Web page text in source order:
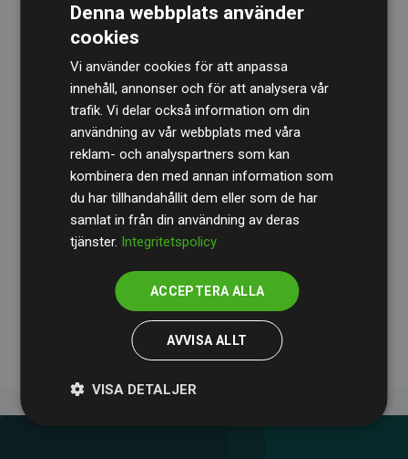
RevisionsbyrånBDOgranskar kontinuerligt våra
beräkningar och vår metod för att säkerställa
transparens och tillförlitlighet.
Deras granskning visar att våra investeringar i
klimatprojekt i genomsnitt kompenserar för
de beräknade CO₂-utsläppenfrån
medlemswebbplatser – ett tydligt bevis på att vårt
arbetssätt ger mätbar klimatnytta.
Denna webbplats använder
cookies
Vi använder cookies för att anpassa
innehåll, annonser och för att analysera vår
trafik. Vi delar också information om din
användning av vår webbplats med våra
reklam- och analyspartners som kan
kombinera den med annan information som
du har tillhandahållit dem eller som de har
samlat in från din användning av deras
tjänster. Integritetspolicy
ACCEPTERA ALLA
AVVISA ALLT
VISA DETALJER